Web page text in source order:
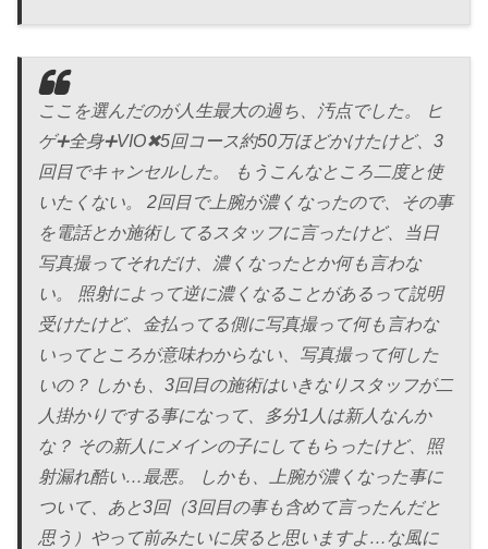
ここを選んだのが人生最大の過ち、汚点でした。 ヒ
ゲ➕全身➕VIO✖︎5回コース約50万ほどかけたけど、3
回目でキャンセルした。 もうこんなところ二度と使
いたくない。 2回目で上腕が濃くなったので、その事
を電話とか施術してるスタッフに言ったけど、当日
写真撮ってそれだけ、濃くなったとか何も言わな
い。 照射によって逆に濃くなることがあるって説明
受けたけど、金払ってる側に写真撮って何も言わな
いってところが意味わからない、写真撮って何した
いの？ しかも、3回目の施術はいきなりスタッフが二
人掛かりでする事になって、多分1人は新人なんか
な？ その新人にメインの子にしてもらったけど、照
射漏れ酷い…最悪。 しかも、上腕が濃くなった事に
ついて、あと3回（3回目の事も含めて言ったんだと
思う）やって前みたいに戻ると思いますよ…な風に